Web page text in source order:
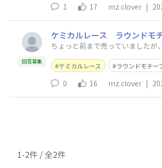
1 17 mz.clover |
回答募集
ケミカルレース ラウンドモ
ちょっと前まで売っていましたが
ケミカルレース ラウンドモチー
0 16 mz.clover |
1-2件 / 全2件